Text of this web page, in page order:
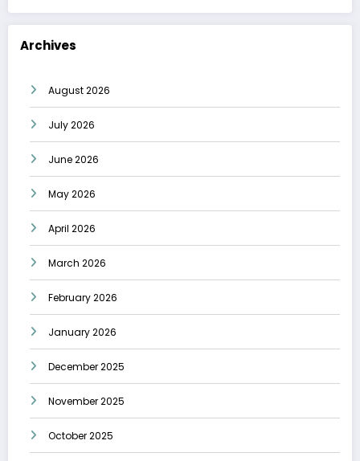
Archives
August 2026
July 2026
June 2026
May 2026
April 2026
March 2026
February 2026
January 2026
December 2025
November 2025
October 2025